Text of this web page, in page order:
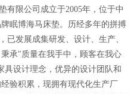
有限公司成立于2005年，位于中
眠博海马床垫。历经多年的拼搏
已发展成集研发、设计、生产、
承"质量在我手中，顾客在我心
具设计理念，优异的设计团队和
验积累，现拥有现代化生产厂